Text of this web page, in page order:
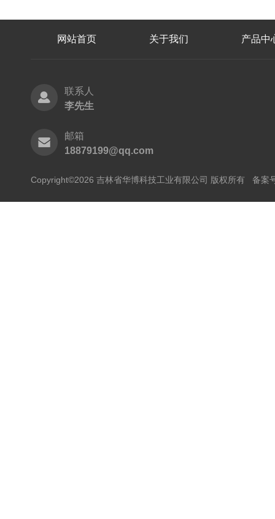
网站首页 关于我们 产品中
联系人
李先生
邮箱
18879199@qq.com
Copyright©2026 吉林省华博科技工业有限公司 版权所有 备案